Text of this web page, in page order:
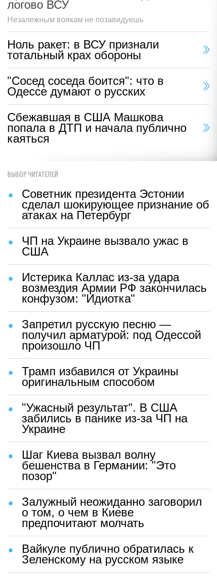
логово ВСУ
Незалежным воякам не позавидуешь
Ноль ракет: в ВСУ признали
тотальный крах обороны
"Сосед соседа боится": что в
Одессе думают о русских
Сбежавшая в США Машкова
попала в ДТП и начала публично
каяться
ВЫБОР ЧИТАТЕЛЕЙ
Советник президента Эстонии
сделал шокирующее признание об
атаках на Петербург
ЧП на Украине вызвало ужас в
США
Истерика Каллас из-за удара
возмездия Армии РФ закончилась
конфузом: "Идиотка"
Запретил русскую песню —
получил арматурой: под Одессой
произошло ЧП
Трамп избавился от Украины
оригинальным способом
"Ужасный результат". В США
забились в панике из-за ЧП на
Украине
Шаг Киева вызвал волну
бешенства в Германии: "Это
позор"
Залужный неожиданно заговорил
о том, о чем в Киеве
предпочитают молчать
Вайкуле публично обратилась к
Зеленскому на русском языке